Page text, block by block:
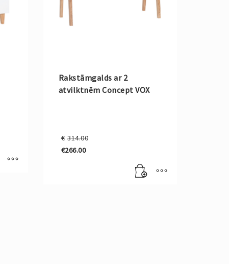
Rakstāmgalds ar 2
atvilktnēm Concept VOX
€ 314.00
€266.00